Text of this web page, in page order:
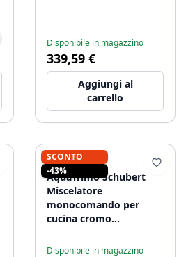
Disponibile in magazzino
339,59 €
Aggiungi al
carrello
SCONTO
-43%
AQUATRIMO
AquaTrimo Schubert
Miscelatore
monocomando per
cucina cromo
Disponibile in magazzino